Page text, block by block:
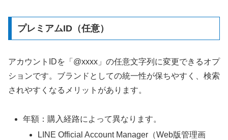
プレミアムID（任意）
アカウントIDを「@xxxx」の任意文字列に変更できるオプ
ションです。ブランドとしての統一性が保ちやすく、検索
されやすくなるメリットがあります。
年額：購入経路によって異なります。
LINE Official Account Manager（Web版管理画